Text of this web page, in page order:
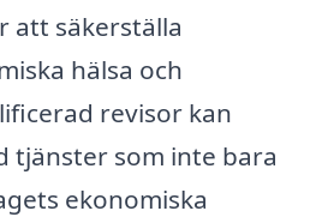
att säkerställa
hälsa och
revisor kan
tjänster som inte bara
ekonomiska